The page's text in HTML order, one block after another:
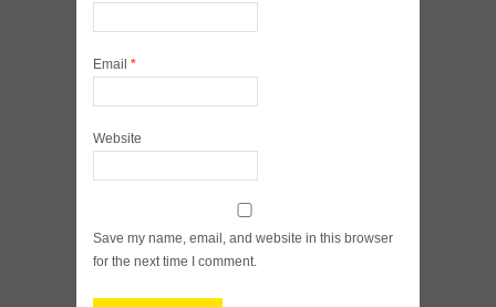
Email *
Website
Save my name, email, and website in this browser
for the next time I comment.